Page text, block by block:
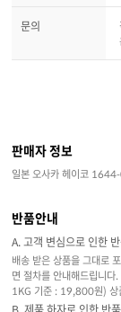
문의
판매자 정보
일본 오사카 헤이코
반품안내
A. 고객 변심으로 인한
배송 받은 상품을 그대로
면 절차를 안내해드립니
1KG 기준 : 19,800원) 상